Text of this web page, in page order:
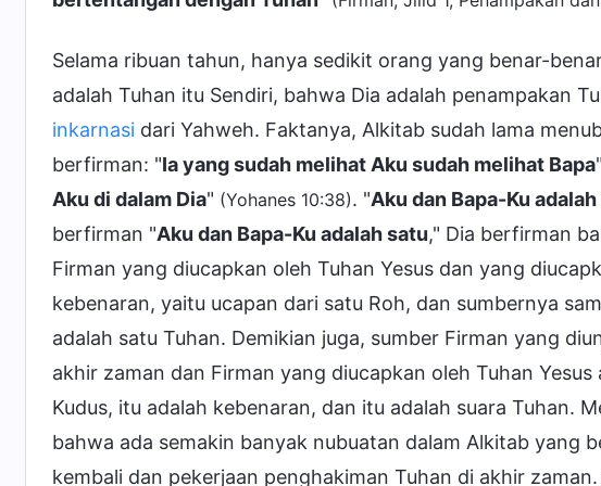
Selama ribuan tahun, hanya sedikit orang yang benar-
adalah Tuhan itu Sendiri, bahwa Dia adalah penampakan
inkarnasi dari Yahweh. Faktanya, Alkitab sudah lama
berfirman: "Ia yang sudah melihat Aku sudah melihat Bapa"
Aku di dalam Dia" (Yohanes 10:38). "Aku dan Bapa-Ku
berfirman "Aku dan Bapa-Ku adalah satu," Dia berfirman
Firman yang diucapkan oleh Tuhan Yesus dan yang
kebenaran, yaitu ucapan dari satu Roh, dan sumbernya
adalah satu Tuhan. Demikian juga, sumber Firman yang
akhir zaman dan Firman yang diucapkan oleh Tuhan
Kudus, itu adalah kebenaran, dan itu adalah suara Tuhan.
bahwa ada semakin banyak nubuatan dalam Alkitab yang
kembali dan pekerjaan penghakiman Tuhan di akhir